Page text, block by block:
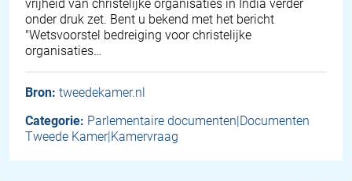
vrijheid van christelijke organisaties in India verder
onder druk zet. Bent u bekend met het bericht
"Wetsvoorstel bedreiging voor christelijke
organisaties…
Bron: tweedekamer.nl
Categorie: Parlementaire documenten|Documenten
Tweede Kamer|Kamervraag